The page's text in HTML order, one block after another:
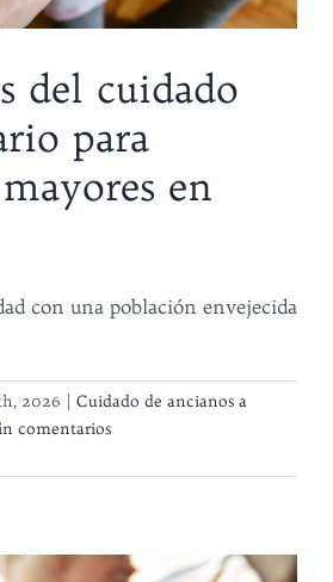
del cuidado
para
en
con una población envejecida
2026
Cuidado de ancianos a
comentarios